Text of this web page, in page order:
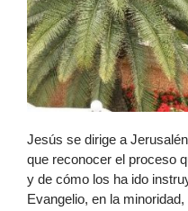
Jesús se dirige a
que reconocer el proceso
y de cómo los ha ido
Evangelio, en la